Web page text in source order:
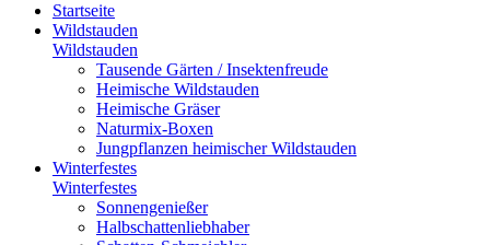
Startseite
Wildstauden
Wildstauden
Tausende Gärten / Insektenfreude
Heimische Wildstauden
Heimische Gräser
Naturmix-Boxen
Jungpflanzen heimischer Wildstauden
Winterfestes
Winterfestes
Sonnengenießer
Halbschattenliebhaber